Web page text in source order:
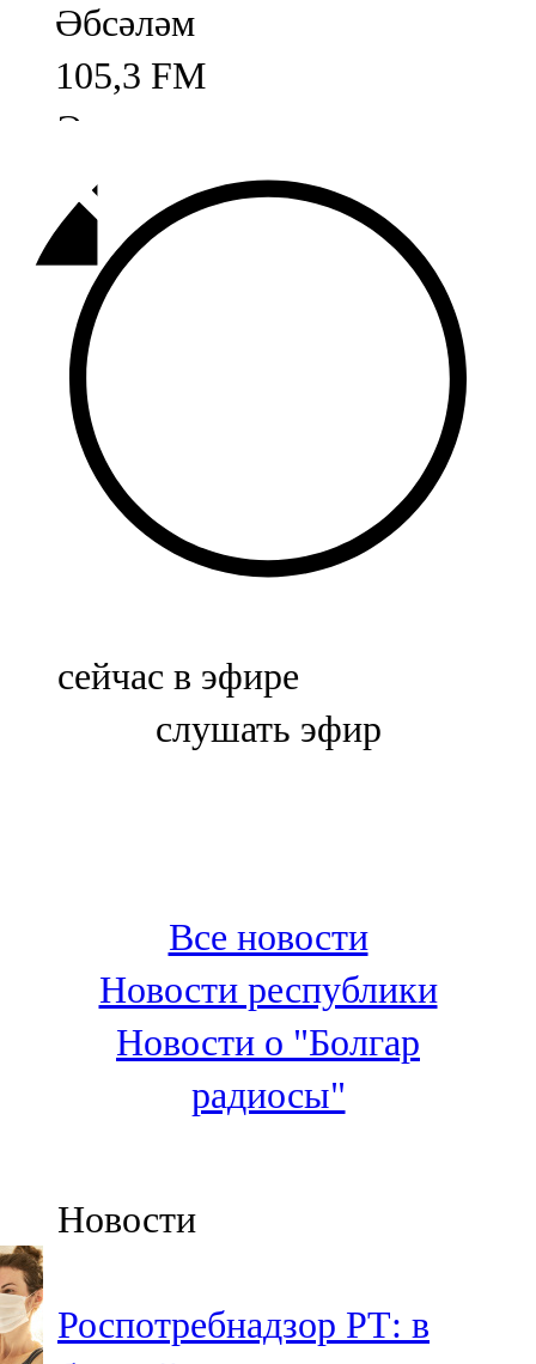
Әбсәләм
105,3 FM
Әлмәт
92,9 FM
Базарлы матак
107,1 FM
Балык бистәсе
104,9 FM
Баулы
107,5 FM
Биләр
Болгар
100,3 FM
Зәй
106,6 FM
Кадыбаш
105,2 FM
91,5 FM
106,1 FM
сейчас в эфире
слушать эфир
Все новости
Новости республики
Новости о "Болгар
радиосы"
Новости
Роспотребнадзор РТ: в